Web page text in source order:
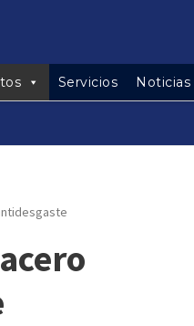
Servicios Noticias